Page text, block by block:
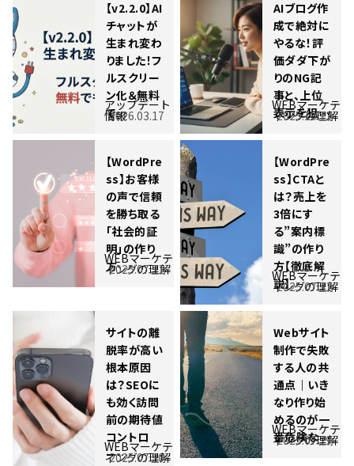
【v2.2.0】AI
チャットが
生まれ変わ
りました！フ
ルスクリー
ン化＆無料
で…
アップデート
情報
2026.03.17
AIブログ作
成で絶対に
やるな！評
価ダダ下が
りのNG記
事と、上位
表示を狙…
WEBマーケテ
ィングの理解
2025.10.12
【WordPre
ss】お客様
の声で信頼
を勝ち取る
「社会的証
明」の作り
方
WEBマーケテ
ィングの理解
2025.07.31
【WordPre
ss】CTAと
は？売上を
3倍にす
る”案内標
識”の作り
方【徹底解
説】
WEBマーケテ
ィングの理解
2025.07.31
サイトの離
脱率が高い
根本原因
は？SEOに
も効く訪問
前の期待値
コントロ
ー…
WEBマーケテ
ィングの理解
2025.07.30
Webサイト
制作で失敗
する人の共
通点｜いき
なり作り始
めるのが一
番危険な…
WEBマーケテ
ィングの理解
2025.07.29